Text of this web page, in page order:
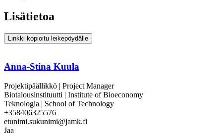
Lisätietoa
Linkki kopioitu leikepöydälle
Anna-Stina Kuula
Projektipäällikkö | Project Manager
Biotalousinstituutti | Institute of Bioeconomy
Teknologia | School of Technology
+358406325576
etunimi.sukunimi@jamk.fi
Jaa